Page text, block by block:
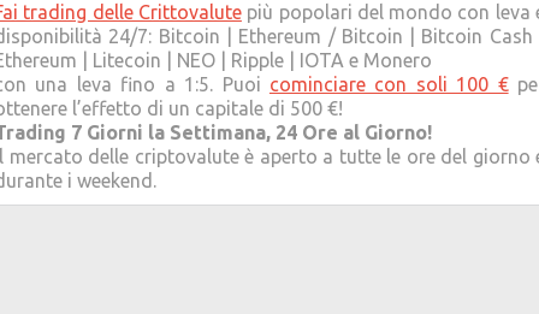
trading delle Crittovalutepiù popolari del mondo con leva
24/7: Bitcoin | Ethereum / Bitcoin | Bitcoin Cash
| Litecoin | NEO | Ripple | IOTA e Monero
una leva fino a 1:5. Puoi cominciare con soli 100 €
l’effetto di un capitale di 500 €!
7 Giorni la Settimana, 24 Ore al Giorno!
mercato delle criptovalute è aperto a tutte le ore del giorno
i weekend.